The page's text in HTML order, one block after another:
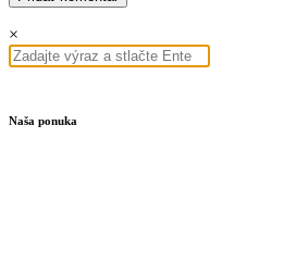
×
Naša ponuka